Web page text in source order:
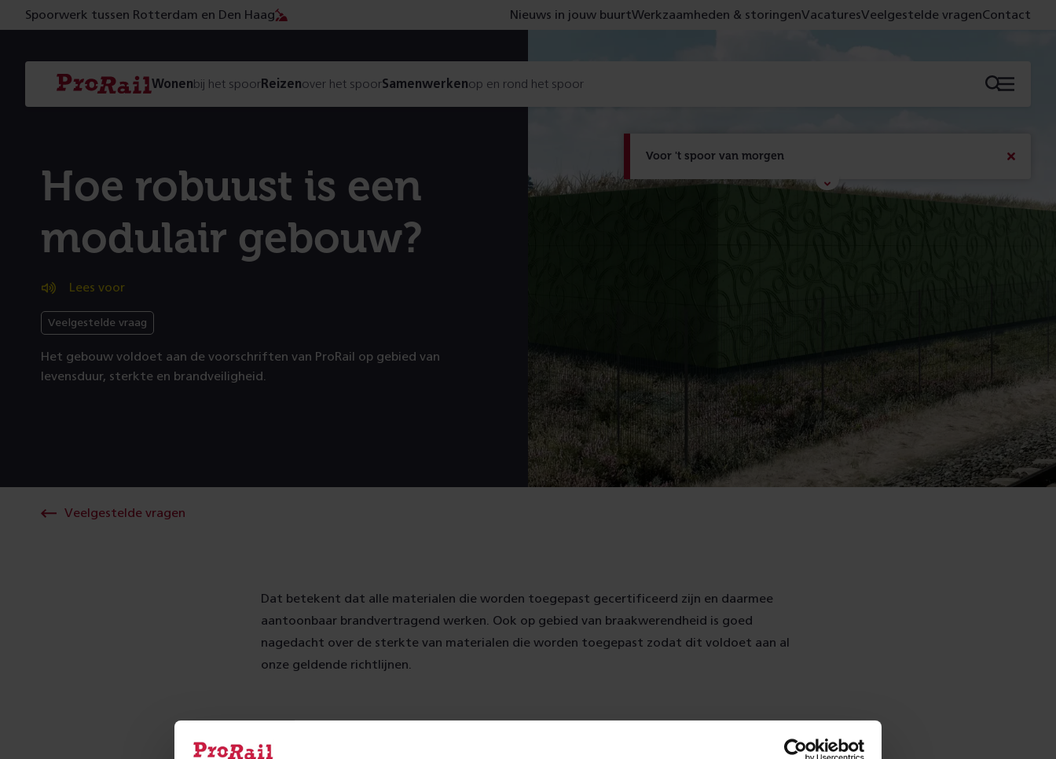
Voor 't spoor van morgen
Met de campagne 'Voor 't spoor naar morgen' laten
we zien wat er vandaag gebeurt en wat dat -
Spoorwerk tussen Rotterdam en Den Haag Nieuws in jouw buurtWerkzaamheden & storingenVacaturesVeelgestelde vragenContact
Navigatie
Homepage
ProRail
Wonenbij het spoorReizenover het spoorSamenwerkenop en rond het spoor Menu
Hoe robuust is een
modulair gebouw?
Lees voor
Veelgestelde vraag
Het gebouw voldoet aan de voorschriften van ProRail op gebied van
levensduur, sterkte en brandveiligheid.
Veelgestelde vragen
Dat betekent dat alle materialen die worden toegepast gecertificeerd zijn en daarmee
aantoonbaar brandvertragend werken. Ook op gebied van braakwerendheid is goed
nagedacht over de sterkte van materialen die worden toegepast zodat dit voldoet aan al
onze geldende richtlijnen.
Of zocht je een naar een antwoord